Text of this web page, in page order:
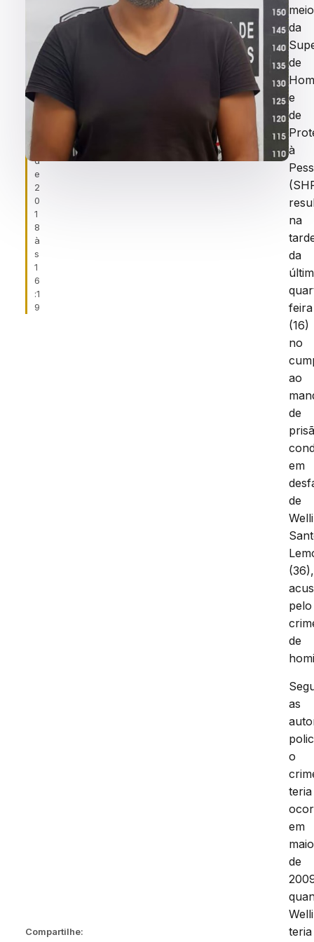
,
1
d
e
d
e
2
0
1
8
à
s
1
6
:1
9
Compartilhe:
meio
da
de
e
de
à
na
da
feira
(16)
no
ao
de
em
de
(36),
pelo
de
as
o
teria
em
maio
de
teria